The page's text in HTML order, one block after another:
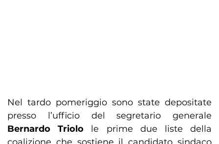
Nel tardo pomeriggio sono state depositate
presso l’ufficio del segretario generale
Bernardo Triolo le prime due liste della